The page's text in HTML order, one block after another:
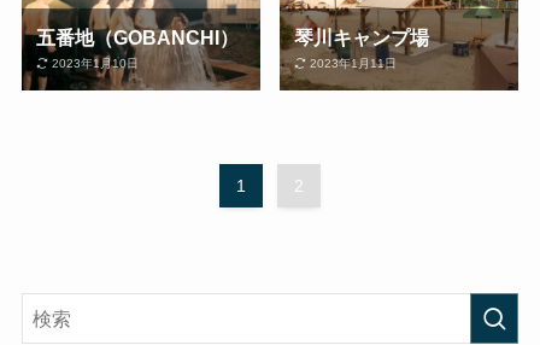
五番地（GOBANCHI）
2023年1月10日
琴川キャンプ場
2023年1月11日
1 2